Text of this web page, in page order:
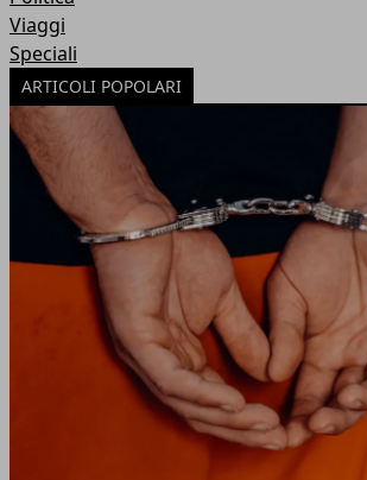
Viaggi
Speciali
ARTICOLI POPOLARI